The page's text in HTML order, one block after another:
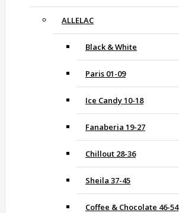
ALLELAC
Black & White
Paris 01-09
Ice Candy 10-18
Fanaberia 19-27
Chillout 28-36
Sheila 37-45
Coffee & Chocolate 46-54